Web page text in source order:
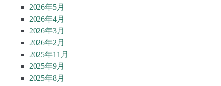
2026年5月
2026年4月
2026年3月
2026年2月
2025年11月
2025年9月
2025年8月